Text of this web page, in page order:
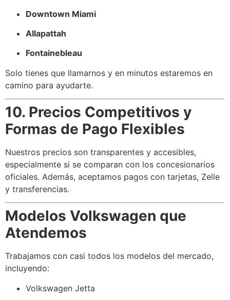
Downtown Miami
Allapattah
Fontainebleau
Solo tienes que llamarnos y en minutos estaremos en
camino para ayudarte.
10. Precios Competitivos y
Formas de Pago Flexibles
Nuestros precios son transparentes y accesibles,
especialmente si se comparan con los concesionarios
oficiales. Además, aceptamos pagos con tarjetas, Zelle
y transferencias.
Modelos Volkswagen que
Atendemos
Trabajamos con casi todos los modelos del mercado,
incluyendo:
Volkswagen Jetta